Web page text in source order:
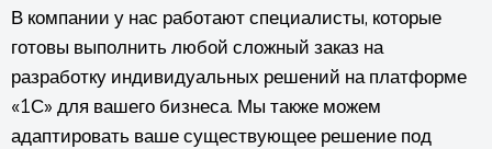
В компании у нас работают специалисты, которые
готовы выполнить любой сложный заказ на
разработку индивидуальных решений на платформе
«1С» для вашего бизнеса. Мы также можем
адаптировать ваше существующее решение под